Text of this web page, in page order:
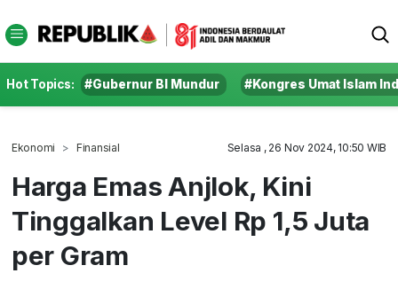
Hot Topics: #Gubernur BI Mundur #Kongres Umat Islam
Ekonomi Finansial Selasa , 26 Nov 2024, 10:50 WIB
Harga Emas Anjlok, Kini
Tinggalkan Level Rp 1,5 Juta
per Gram